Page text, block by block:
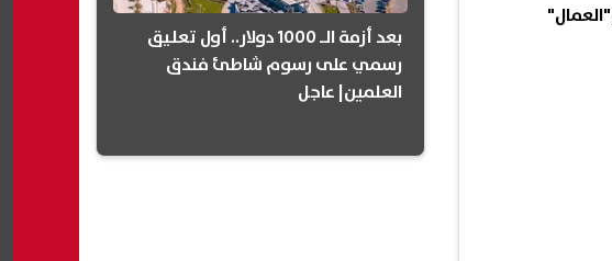
بعد أزمة الـ 1000 دولار.. أول تعليق
رسمي على رسوم شاطئ فندق
العلمين| عاجل